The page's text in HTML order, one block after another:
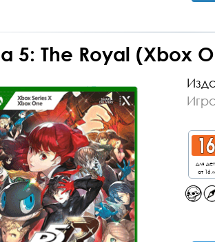
5: The Royal (Xbox
для
от 16